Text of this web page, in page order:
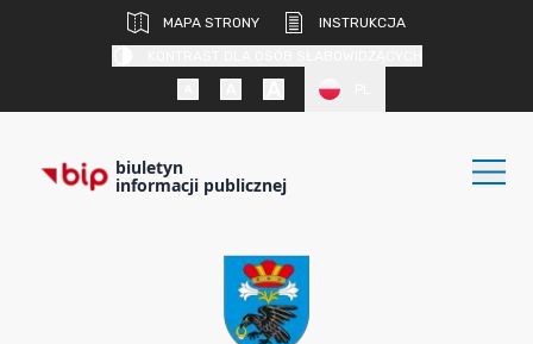
MAPA STRONY
INSTRUKCJA
biuletyn
informacji publicznej